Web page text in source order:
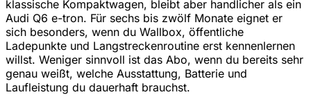
klassische Kompaktwagen, bleibt aber handlicher als ein
Audi Q6 e-tron. Für sechs bis zwölf Monate eignet er
sich besonders, wenn du Wallbox, öffentliche
Ladepunkte und Langstreckenroutine erst kennenlernen
willst. Weniger sinnvoll ist das Abo, wenn du bereits sehr
genau weißt, welche Ausstattung, Batterie und
Laufleistung du dauerhaft brauchst.